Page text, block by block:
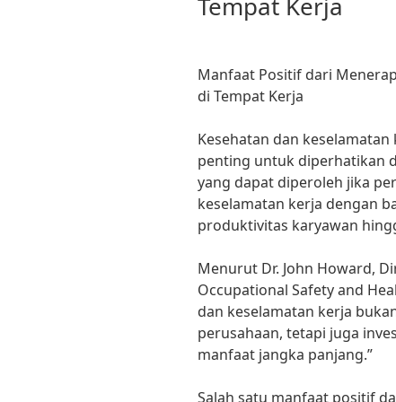
Manfaat Positif dari
di Tempat Kerja
Kesehatan dan
penting untuk diperhatikan
yang dapat diperoleh jika
keselamatan kerja dengan
produktivitas karyawan
Menurut Dr. John Howard,
Occupational Safety and
dan keselamatan kerja
perusahaan, tetapi juga
manfaat jangka panjang.”
Salah satu manfaat positif